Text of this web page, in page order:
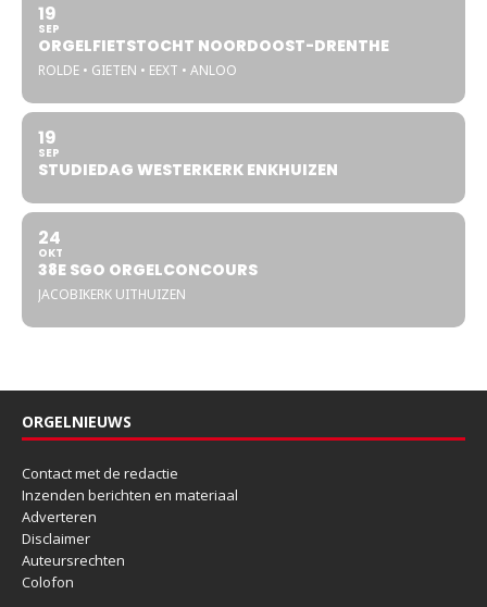
19
SEP
ORGELFIETSTOCHT NOORDOOST-DRENTHE
ROLDE • GIETEN • EEXT • ANLOO
19
SEP
STUDIEDAG WESTERKERK ENKHUIZEN
24
OKT
38E SGO ORGELCONCOURS
JACOBIKERK UITHUIZEN
ORGELNIEUWS
Contact met de redactie
Inzenden berichten en materiaal
Adverteren
Disclaimer
Auteursrechten
Colofon